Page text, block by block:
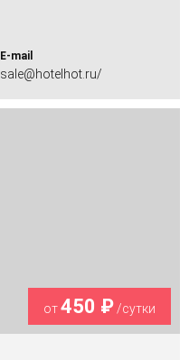
E-mail
sale@hotelhot.ru/
от450 ₽/сутки